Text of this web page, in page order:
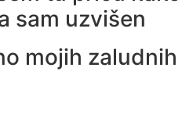
sam uzvišen
mojih zaludnih